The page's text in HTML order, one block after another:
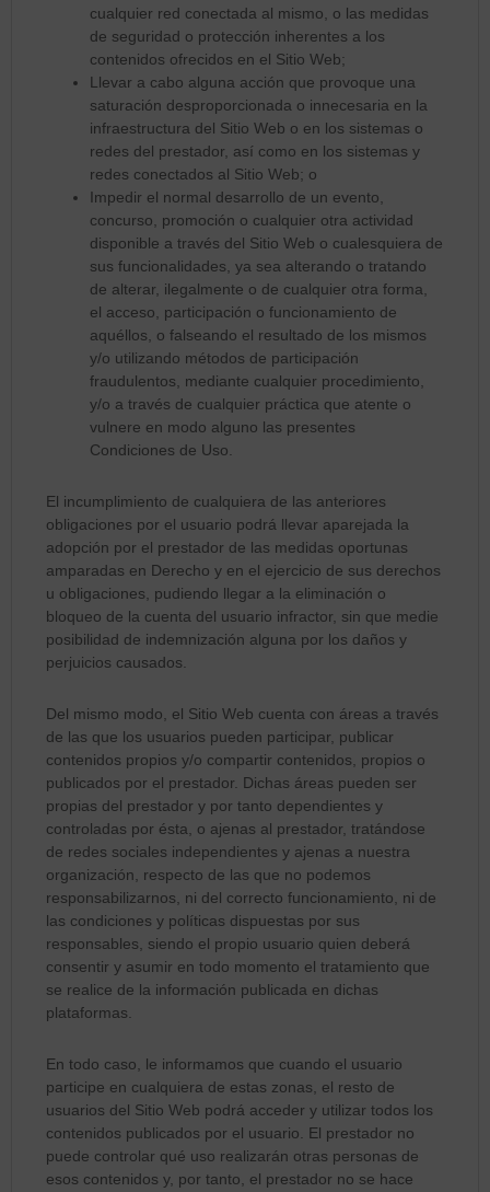
cualquier red conectada al mismo, o las medidas
de seguridad o protección inherentes a los
contenidos ofrecidos en el Sitio Web;
Llevar a cabo alguna acción que provoque una
saturación desproporcionada o innecesaria en la
infraestructura del Sitio Web o en los sistemas o
redes del prestador, así como en los sistemas y
redes conectados al Sitio Web; o
Impedir el normal desarrollo de un evento,
concurso, promoción o cualquier otra actividad
disponible a través del Sitio Web o cualesquiera de
sus funcionalidades, ya sea alterando o tratando
de alterar, ilegalmente o de cualquier otra forma,
el acceso, participación o funcionamiento de
aquéllos, o falseando el resultado de los mismos
y/o utilizando métodos de participación
fraudulentos, mediante cualquier procedimiento,
y/o a través de cualquier práctica que atente o
vulnere en modo alguno las presentes
Condiciones de Uso.
El incumplimiento de cualquiera de las anteriores
obligaciones por el usuario podrá llevar aparejada la
adopción por el prestador de las medidas oportunas
amparadas en Derecho y en el ejercicio de sus derechos
u obligaciones, pudiendo llegar a la eliminación o
bloqueo de la cuenta del usuario infractor, sin que medie
posibilidad de indemnización alguna por los daños y
perjuicios causados.
Del mismo modo, el Sitio Web cuenta con áreas a través
de las que los usuarios pueden participar, publicar
contenidos propios y/o compartir contenidos, propios o
publicados por el prestador. Dichas áreas pueden ser
propias del prestador y por tanto dependientes y
controladas por ésta, o ajenas al prestador, tratándose
de redes sociales independientes y ajenas a nuestra
organización, respecto de las que no podemos
responsabilizarnos, ni del correcto funcionamiento, ni de
las condiciones y políticas dispuestas por sus
responsables, siendo el propio usuario quien deberá
consentir y asumir en todo momento el tratamiento que
se realice de la información publicada en dichas
plataformas.
En todo caso, le informamos que cuando el usuario
participe en cualquiera de estas zonas, el resto de
usuarios del Sitio Web podrá acceder y utilizar todos los
contenidos publicados por el usuario. El prestador no
puede controlar qué uso realizarán otras personas de
esos contenidos y, por tanto, el prestador no se hace